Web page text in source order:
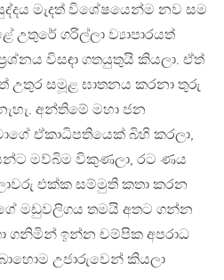
මැදත් විශේෂයෙන්ම නව සම
උතුරේ ගරිල්ලා ව්‍යාපාරයත්
විසඳා ගතයුතුයි කියලා. ඒත්
උතුර සමූළ ඝාතනය කරනා තුරු
අන්තිමේ මහා ජන
ඒකාධිපතියෙක් බිහි කරලා,
මව්බිම විකුණලා, රට ණය
එක්ක සම්මුති කතා කරන
මඩුවලිගය තමයි අතට ගන්න
ගනිමින් ඉන්න චම්පික අපරාධ
උජාරුවෙන් කියලා